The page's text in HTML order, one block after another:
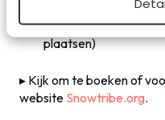
Week 2: 20 februari
plaatsen)
▸ Kijk om te boeken of
website Snowtribe.org.